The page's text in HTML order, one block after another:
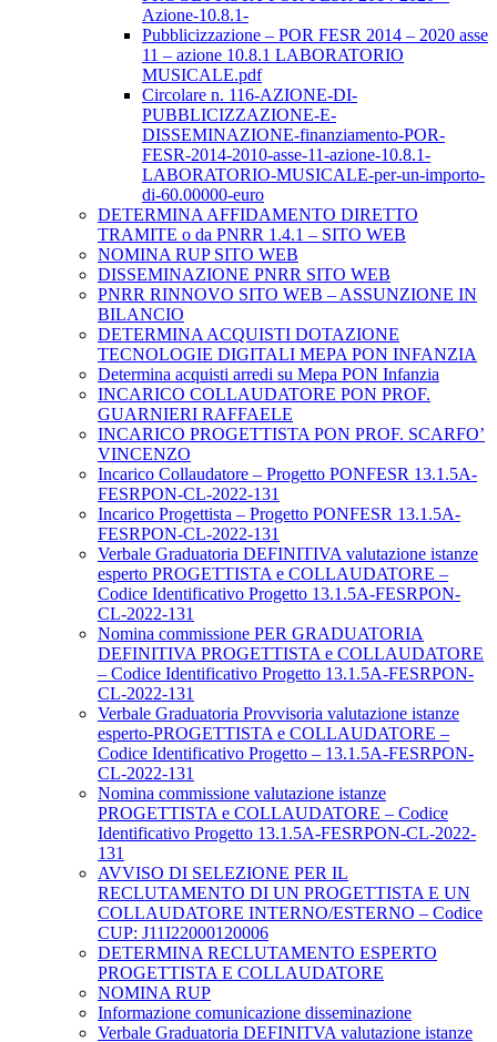
Azione-10.8.1-
Pubblicizzazione – POR FESR 2014 – 2020 asse
11 – azione 10.8.1 LABORATORIO
MUSICALE.pdf
Circolare n. 116-AZIONE-DI-
PUBBLICIZZAZIONE-E-
DISSEMINAZIONE-finanziamento-POR-
FESR-2014-2010-asse-11-azione-10.8.1-
LABORATORIO-MUSICALE-per-un-importo-
di-60.00000-euro
DETERMINA AFFIDAMENTO DIRETTO
TRAMITE o da PNRR 1.4.1 – SITO WEB
NOMINA RUP SITO WEB
DISSEMINAZIONE PNRR SITO WEB
PNRR RINNOVO SITO WEB – ASSUNZIONE IN
BILANCIO
DETERMINA ACQUISTI DOTAZIONE
TECNOLOGIE DIGITALI MEPA PON INFANZIA
Determina acquisti arredi su Mepa PON Infanzia
INCARICO COLLAUDATORE PON PROF.
GUARNIERI RAFFAELE
INCARICO PROGETTISTA PON PROF. SCARFO’
VINCENZO
Incarico Collaudatore – Progetto PONFESR 13.1.5A-
FESRPON-CL-2022-131
Incarico Progettista – Progetto PONFESR 13.1.5A-
FESRPON-CL-2022-131
Verbale Graduatoria DEFINITIVA valutazione istanze
esperto PROGETTISTA e COLLAUDATORE –
Codice Identificativo Progetto 13.1.5A-FESRPON-
CL-2022-131
Nomina commissione PER GRADUATORIA
DEFINITIVA PROGETTISTA e COLLAUDATORE
– Codice Identificativo Progetto 13.1.5A-FESRPON-
CL-2022-131
Verbale Graduatoria Provvisoria valutazione istanze
esperto-PROGETTISTA e COLLAUDATORE –
Codice Identificativo Progetto – 13.1.5A-FESRPON-
CL-2022-131
Nomina commissione valutazione istanze
PROGETTISTA e COLLAUDATORE – Codice
Identificativo Progetto 13.1.5A-FESRPON-CL-2022-
131
AVVISO DI SELEZIONE PER IL
RECLUTAMENTO DI UN PROGETTISTA E UN
COLLAUDATORE INTERNO/ESTERNO – Codice
CUP: J11I22000120006
DETERMINA RECLUTAMENTO ESPERTO
PROGETTISTA E COLLAUDATORE
NOMINA RUP
Informazione comunicazione disseminazione
Verbale Graduatoria DEFINITVA valutazione istanze